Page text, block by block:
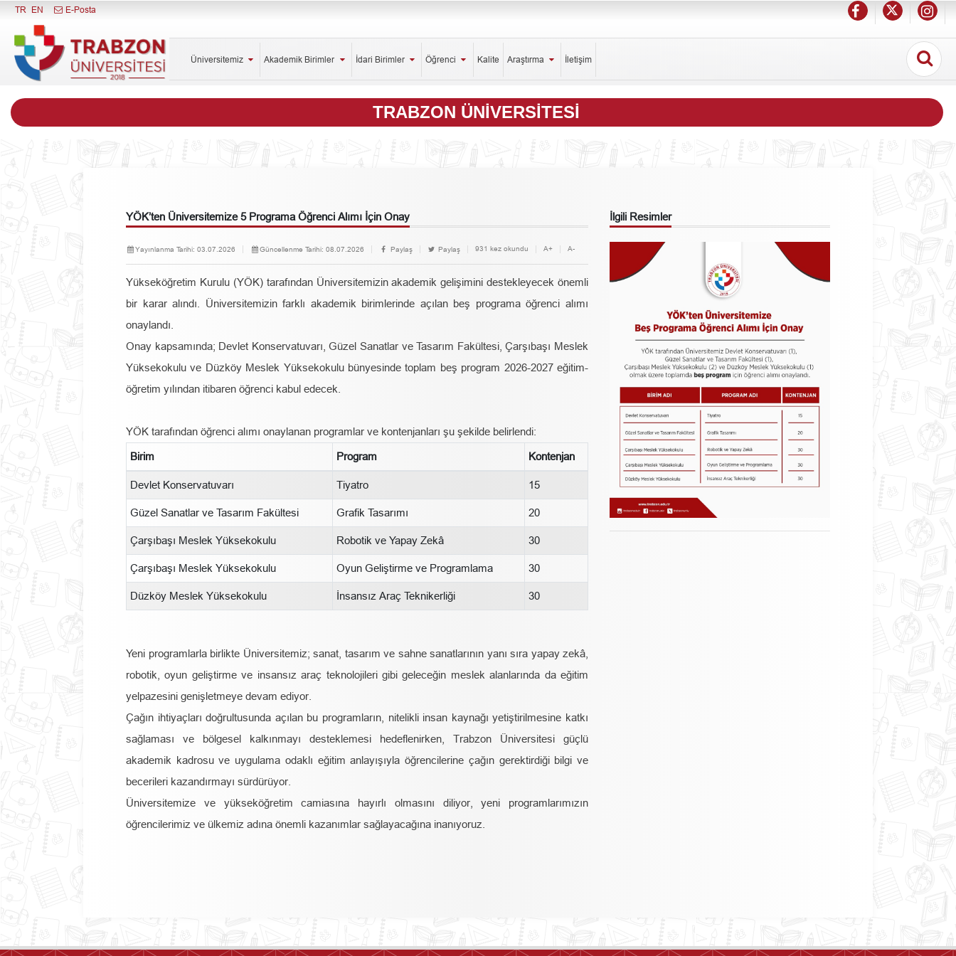
Menüyü Kapat
TR EN E-Posta
Üniversitemiz Akademik Birimler İdari Birimler Öğrenci Kalite Araştırma İletişim
TRABZON ÜNİVERSİTESİ
YÖK’ten Üniversitemize 5 Programa Öğrenci Alımı İçin Onay
Yayınlanma Tarihi: 03.07.2026 Güncellenme Tarihi: 08.07.2026 Paylaş Paylaş 931 kez okundu A+ A-
Yükseköğretim Kurulu (YÖK) tarafından Üniversitemizin akademik gelişimini destekleyecek önemli
bir karar alındı. Üniversitemizin farklı akademik birimlerinde açılan beş programa öğrenci alımı
onaylandı.
Onay kapsamında; Devlet Konservatuvarı, Güzel Sanatlar ve Tasarım Fakültesi, Çarşıbaşı Meslek
Yüksekokulu ve Düzköy Meslek Yüksekokulu bünyesinde toplam beş program 2026-2027 eğitim-
öğretim yılından itibaren öğrenci kabul edecek.
YÖK tarafından öğrenci alımı onaylanan programlar ve kontenjanları şu şekilde belirlendi:
Birim Program Kontenjan
Devlet Konservatuvarı Tiyatro 15
Güzel Sanatlar ve Tasarım Fakültesi Grafik Tasarımı 20
Çarşıbaşı Meslek Yüksekokulu Robotik ve Yapay Zekâ 30
Çarşıbaşı Meslek Yüksekokulu Oyun Geliştirme ve Programlama 30
Düzköy Meslek Yüksekokulu İnsansız Araç Teknikerliği 30
Yeni programlarla birlikte Üniversitemiz; sanat, tasarım ve sahne sanatlarının yanı sıra yapay zekâ,
robotik, oyun geliştirme ve insansız araç teknolojileri gibi geleceğin meslek alanlarında da eğitim
yelpazesini genişletmeye devam ediyor.
Çağın ihtiyaçları doğrultusunda açılan bu programların, nitelikli insan kaynağı yetiştirilmesine katkı
sağlaması ve bölgesel kalkınmayı desteklemesi hedeflenirken, Trabzon Üniversitesi güçlü
akademik kadrosu ve uygulama odaklı eğitim anlayışıyla öğrencilerine çağın gerektirdiği bilgi ve
becerileri kazandırmayı sürdürüyor.
Üniversitemize ve yükseköğretim camiasına hayırlı olmasını diliyor, yeni programlarımızın
öğrencilerimiz ve ülkemiz adına önemli kazanımlar sağlayacağına inanıyoruz.
İlgili Resimler